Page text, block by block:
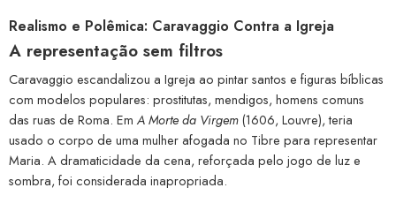
Realismo e Polêmica: Caravaggio Contra a Igreja
A representação sem filtros
Caravaggio escandalizou a Igreja ao pintar santos e figuras bíblicas
com modelos populares: prostitutas, mendigos, homens comuns
das ruas de Roma. Em A Morte da Virgem(1606, Louvre), teria
usado o corpo de uma mulher afogada no Tibre para representar
Maria. A dramaticidade da cena, reforçada pelo jogo de luz e
sombra, foi considerada inapropriada.